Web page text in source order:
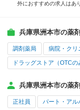
外におすすめの求人はあ
兵庫県洲本市の薬
調剤薬局 病院・クリ
ドラッグストア（OTCの
兵庫県洲本市の薬
正社員 パート・アル